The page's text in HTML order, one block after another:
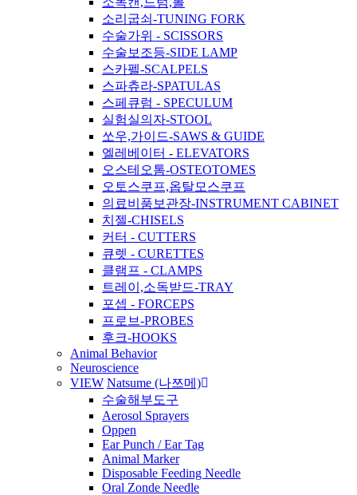
소리굽쇠-TUNING FORK
수술가위 - SCISSORS
수술보조등-SIDE LAMP
스카펠-SCALPELS
스파츄라-SPATULAS
스페큐럼 - SPECULUM
실험실의자-STOOL
쏘우,가이드-SAWS & GUIDE
엘레베이터 - ELEVATORS
오스테오톰-OSTEOTOMES
오토스쿠프,옵탈모스쿠프
의료비품보관장-INSTRUMENT CABINET
치젤-CHISELS
커터 - CUTTERS
큐렛 - CURETTES
클램프 - CLAMPS
트레이,소독받드-TRAY
포셉 - FORCEPS
프로브-PROBES
후크-HOOKS
Animal Behavior
Neuroscience
VIEW Natsume (나쯔메)
수술해부도구
Aerosol Sprayers
Oppen
Ear Punch / Ear Tag
Animal Marker
Disposable Feeding Needle
Oral Zonde Needle